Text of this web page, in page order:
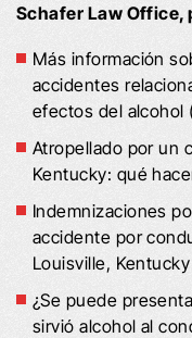
Schafer Law Office,
Más información
accidentes
efectos del alcohol
Atropellado por un
Kentucky: qué
Indemnizaciones
accidente por
Louisville, Kentucky
¿Se puede
sirvió alcohol al